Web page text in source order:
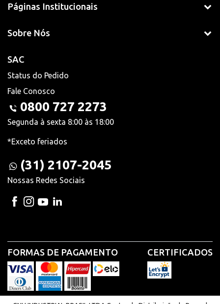
Páginas Institucionais
Sobre Nós
SAC
Status do Pedido
Fale Conosco
0800 727 2273
Segunda à sexta 8:00 às 18:00
*Exceto feriados
(31) 2107-2045
Nossas Redes Sociais
FORMAS DE PAGAMENTO CERTIFICADOS